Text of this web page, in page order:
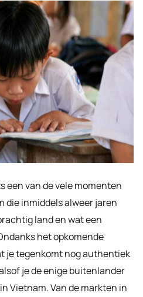
een van de vele momenten
die inmiddels alweer jaren
land en wat een
het opkomende
je tegenkomt nog authentiek
je de enige buitenlander
Vietnam. Van de markten in